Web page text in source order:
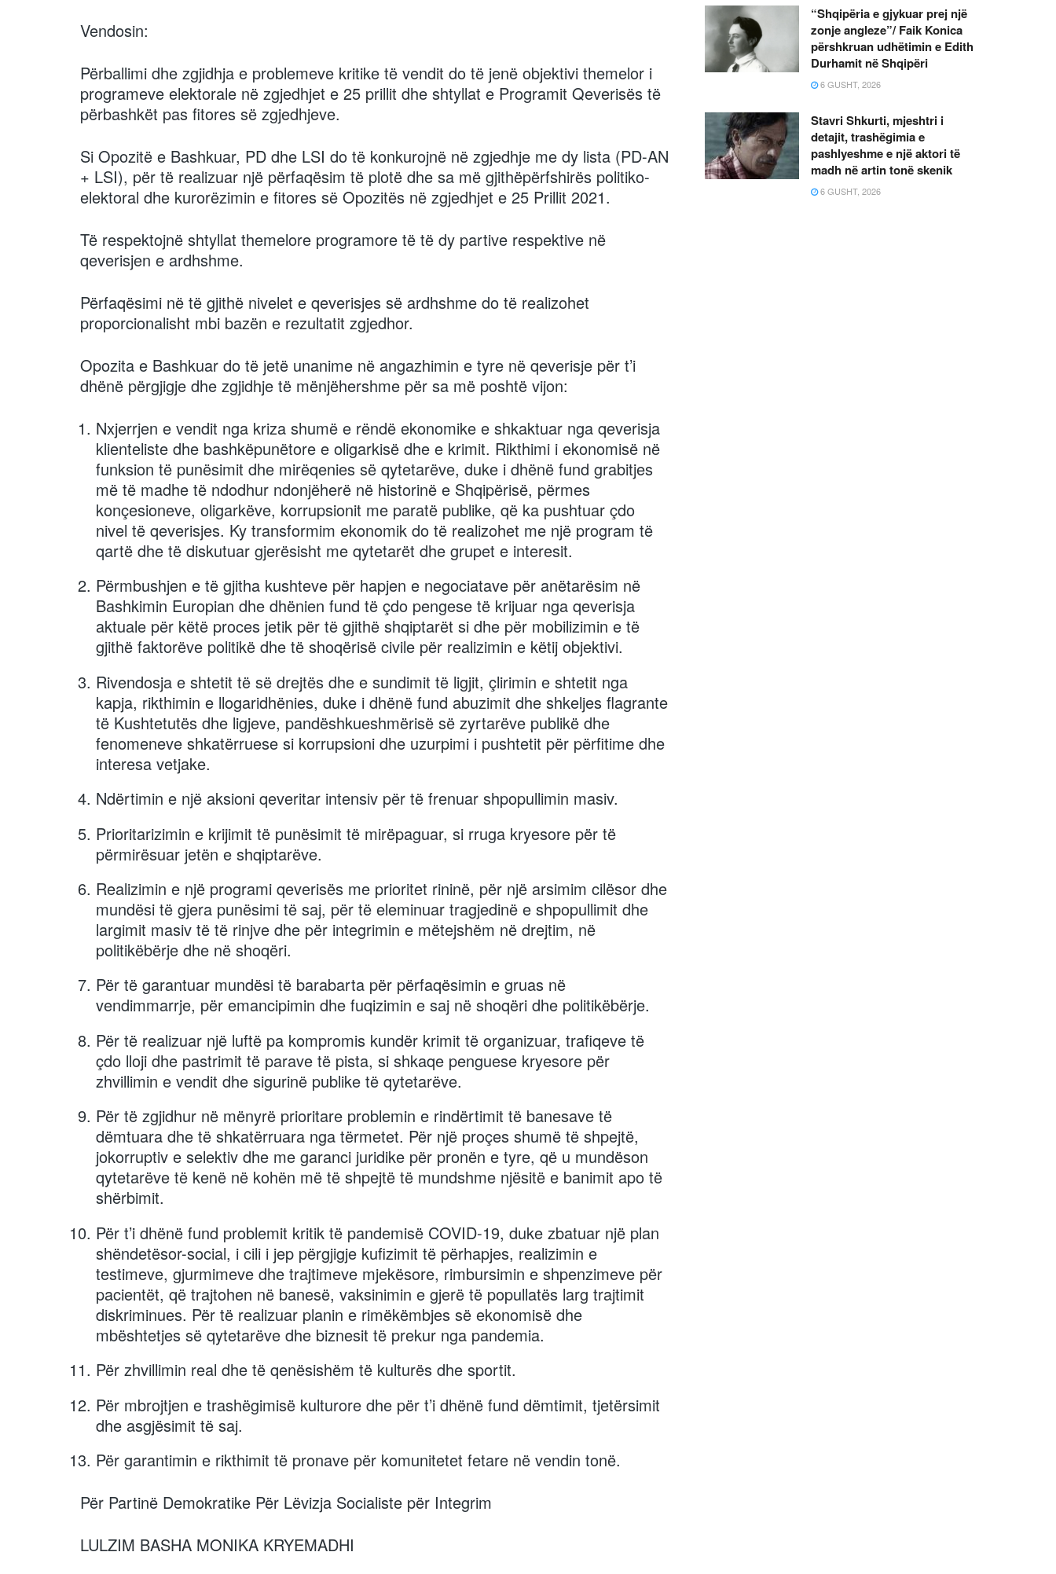
Vendosin:
Përballimi dhe zgjidhja e problemeve kritike të vendit do të jenë objektivi themelor i
programeve elektorale në zgjedhjet e 25 prillit dhe shtyllat e Programit Qeverisës të
përbashkët pas fitores së zgjedhjeve.
Si Opozitë e Bashkuar, PD dhe LSI do të konkurojnë në zgjedhje me dy lista (PD-AN
+ LSI), për të realizuar një përfaqësim të plotë dhe sa më gjithëpërfshirës politiko-
elektoral dhe kurorëzimin e fitores së Opozitës në zgjedhjet e 25 Prillit 2021.
Të respektojnë shtyllat themelore programore të të dy partive respektive në
qeverisjen e ardhshme.
Përfaqësimi në të gjithë nivelet e qeverisjes së ardhshme do të realizohet
proporcionalisht mbi bazën e rezultatit zgjedhor.
Opozita e Bashkuar do të jetë unanime në angazhimin e tyre në qeverisje për t’i
dhënë përgjigje dhe zgjidhje të mënjëhershme për sa më poshtë vijon:
Nxjerrjen e vendit nga kriza shumë e rëndë ekonomike e shkaktuar nga qeverisja
klienteliste dhe bashkëpunëtore e oligarkisë dhe e krimit. Rikthimi i ekonomisë në
funksion të punësimit dhe mirëqenies së qytetarëve, duke i dhënë fund grabitjes
më të madhe të ndodhur ndonjëherë në historinë e Shqipërisë, përmes
konçesioneve, oligarkëve, korrupsionit me paratë publike, që ka pushtuar çdo
nivel të qeverisjes. Ky transformim ekonomik do të realizohet me një program të
qartë dhe të diskutuar gjerësisht me qytetarët dhe grupet e interesit.
Përmbushjen e të gjitha kushteve për hapjen e negociatave për anëtarësim në
Bashkimin Europian dhe dhënien fund të çdo pengese të krijuar nga qeverisja
aktuale për këtë proces jetik për të gjithë shqiptarët si dhe për mobilizimin e të
gjithë faktorëve politikë dhe të shoqërisë civile për realizimin e këtij objektivi.
Rivendosja e shtetit të së drejtës dhe e sundimit të ligjit, çlirimin e shtetit nga
kapja, rikthimin e llogaridhënies, duke i dhënë fund abuzimit dhe shkeljes flagrante
të Kushtetutës dhe ligjeve, pandëshkueshmërisë së zyrtarëve publikë dhe
fenomeneve shkatërruese si korrupsioni dhe uzurpimi i pushtetit për përfitime dhe
interesa vetjake.
Ndërtimin e një aksioni qeveritar intensiv për të frenuar shpopullimin masiv.
Prioritarizimin e krijimit të punësimit të mirëpaguar, si rruga kryesore për të
përmirësuar jetën e shqiptarëve.
Realizimin e një programi qeverisës me prioritet rininë, për një arsimim cilësor dhe
mundësi të gjera punësimi të saj, për të eleminuar tragjedinë e shpopullimit dhe
largimit masiv të të rinjve dhe për integrimin e mëtejshëm në drejtim, në
politikëbërje dhe në shoqëri.
Për të garantuar mundësi të barabarta për përfaqësimin e gruas në
vendimmarrje, për emancipimin dhe fuqizimin e saj në shoqëri dhe politikëbërje.
Për të realizuar një luftë pa kompromis kundër krimit të organizuar, trafiqeve të
çdo lloji dhe pastrimit të parave të pista, si shkaqe penguese kryesore për
zhvillimin e vendit dhe sigurinë publike të qytetarëve.
Për të zgjidhur në mënyrë prioritare problemin e rindërtimit të banesave të
dëmtuara dhe të shkatërruara nga tërmetet. Për një proçes shumë të shpejtë,
jokorruptiv e selektiv dhe me garanci juridike për pronën e tyre, që u mundëson
qytetarëve të kenë në kohën më të shpejtë të mundshme njësitë e banimit apo të
shërbimit.
Për t’i dhënë fund problemit kritik të pandemisë COVID-19, duke zbatuar një plan
shëndetësor-social, i cili i jep përgjigje kufizimit të përhapjes, realizimin e
testimeve, gjurmimeve dhe trajtimeve mjekësore, rimbursimin e shpenzimeve për
pacientët, që trajtohen në banesë, vaksinimin e gjerë të popullatës larg trajtimit
diskriminues. Për të realizuar planin e rimëkëmbjes së ekonomisë dhe
mbështetjes së qytetarëve dhe biznesit të prekur nga pandemia.
Për zhvillimin real dhe të qenësishëm të kulturës dhe sportit.
Për mbrojtjen e trashëgimisë kulturore dhe për t’i dhënë fund dëmtimit, tjetërsimit
dhe asgjësimit të saj.
Për garantimin e rikthimit të pronave për komunitetet fetare në vendin tonë.
Për Partinë Demokratike Për Lëvizja Socialiste për Integrim
LULZIM BASHA MONIKA KRYEMADHI
“Shqipëria e gjykuar prej një
zonje angleze”/ Faik Konica
përshkruan udhëtimin e Edith
Durhamit në Shqipëri
6 GUSHT, 2026
Stavri Shkurti, mjeshtri i
detajit, trashëgimia e
pashlyeshme e një aktori të
madh në artin tonë skenik
6 GUSHT, 2026